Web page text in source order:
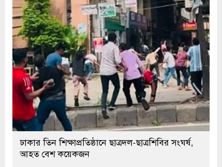
ঢাকার তিন শিক্ষাপ্রতিষ্ঠানে ছাত্রদল-ছাত্রশিবির সংঘর্ষ,
আহত বেশ কয়েকজন